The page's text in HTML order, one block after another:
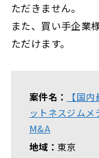
ただきません。
また、買い手企業
ただけます。
案件名：
【国
ットネスジムメ
M&A
地域： 東京